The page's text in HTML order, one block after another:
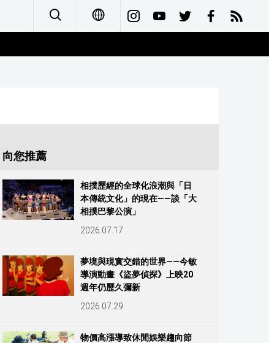
العربية
Русский
向您推薦
相撲歷經的全球化浪潮與「日
本傳統文化」的現在——談「大
相撲巴黎公演」
2026.07.17
夢境與現實交錯的世界——今敏
導演動畫《盜夢偵探》上映20
週年仍歷久彌新
2026.07.29
物價高漲導致休閒娛樂趨向節